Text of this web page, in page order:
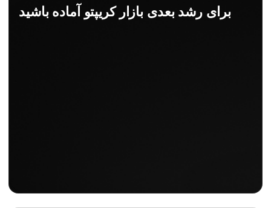
برای رشد بعدی بازار کریپتو آماده باشید